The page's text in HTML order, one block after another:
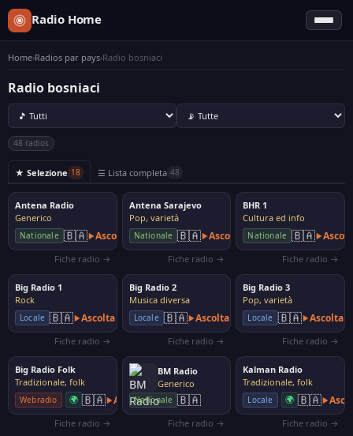
Radio Home
Home›Radios par pays›Radio bosniaci
Radio bosniaci
48 radios
★ Selezione 18 ☰ Lista completa 48
Antena Radio
Generico
Nationale 🇧🇦 Ascolta
Fiche radio →
Antena Sarajevo
Pop, varietà
Nationale 🇧🇦 Ascolta
Fiche radio →
BHR 1
Cultura ed info
Nationale 🇧🇦
Fiche radio →
Big Radio 1
Rock
Locale 🇧🇦 Ascolta
Fiche radio →
Big Radio 2
Musica diversa
Locale 🇧🇦 Ascolta
Fiche radio →
Big Radio 3
Pop, varietà
Locale 🇧🇦 Ascolta
Fiche radio →
Big Radio Folk
Tradizionale, folk
Webradio 🌍 🇧🇦 Ascolta
Fiche radio →
BM Radio
Generico
Nationale 🇧🇦
Fiche radio →
Kalman Radio
Tradizionale, folk
Locale 🌍 🇧🇦
Fiche radio →